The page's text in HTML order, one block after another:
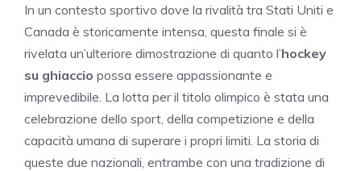
In un contesto sportivo dove la rivalità tra Stati Uniti e
Canada è storicamente intensa, questa finale si è
rivelata un’ulteriore dimostrazione di quanto l’hockey
su ghiaccio possa essere appassionante e
imprevedibile. La lotta per il titolo olimpico è stata una
celebrazione dello sport, della competizione e della
capacità umana di superare i propri limiti. La storia di
queste due nazionali, entrambe con una tradizione di